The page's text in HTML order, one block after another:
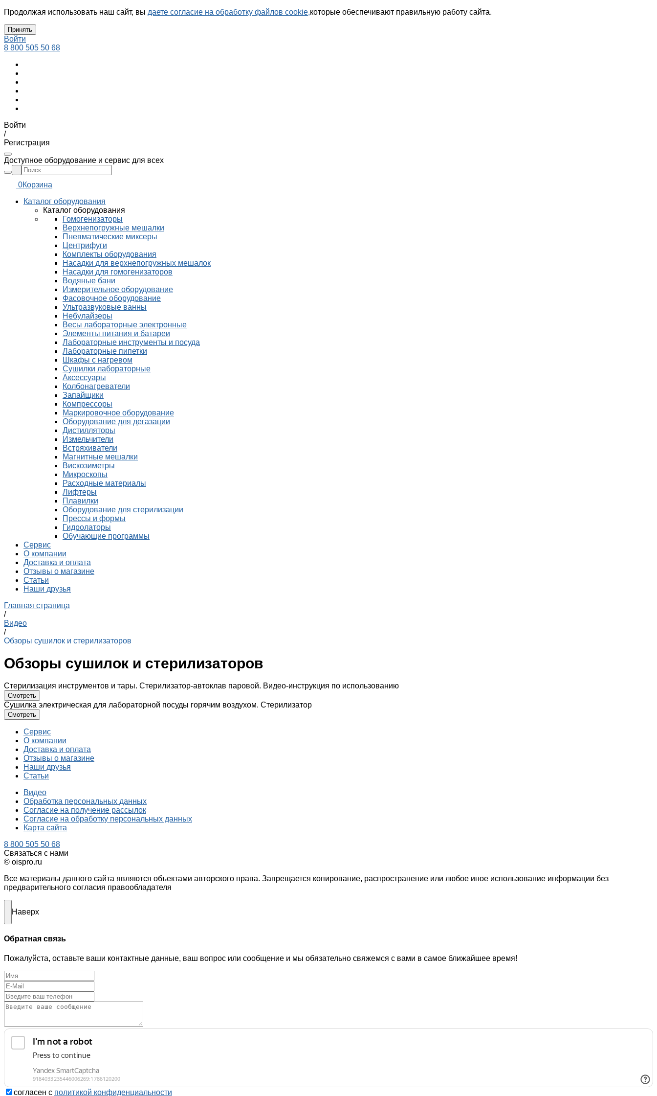
Продолжая использовать наш сайт, вы даете согласие на обработку файлов cookie,которые обеспечивают правильную работу сайта.
Принять
Войти
8 800 505 50 68
Войти
/
Регистрация
Доступное оборудование и сервис для всех
0Корзина
Каталог оборудования
Каталог оборудования
Гомогенизаторы
Верхнепогружные мешалки
Пневматические миксеры
Центрифуги
Комплекты оборудования
Насадки для верхнепогружных мешалок
Насадки для гомогенизаторов
Водяные бани
Измерительное оборудование
Фасовочное оборудование
Ультразвуковые ванны
Небулайзеры
Весы лабораторные электронные
Элементы питания и батареи
Лабораторные инструменты и посуда
Лабораторные пипетки
Шкафы с нагревом
Сушилки лабораторные
Аксессуары
Колбонагреватели
Запайщики
Компрессоры
Маркировочное оборудование
Оборудование для дегазации
Дистилляторы
Измельчители
Встряхиватели
Магнитные мешалки
Вискозиметры
Микроскопы
Расходные материалы
Лифтеры
Плавилки
Оборудование для стерилизации
Прессы и формы
Гидролаторы
Обучающие программы
Сервис
О компании
Доставка и оплата
Отзывы о магазине
Статьи
Наши друзья
Главная страница
/
Видео
/
Обзоры сушилок и стерилизаторов
Обзоры сушилок и стерилизаторов
Стерилизация инструментов и тары. Стерилизатор-автоклав паровой. Видео-инструкция по использованию
Смотреть
Сушилка электрическая для лабораторной посуды горячим воздухом. Стерилизатор
Смотреть
Сервис
О компании
Доставка и оплата
Отзывы о магазине
Наши друзья
Статьи
Видео
Обработка персональных данных
Согласие на получение рассылок
Согласие на обработку персональных данных
Карта сайта
8 800 505 50 68
Связаться с нами
© oispro.ru
Все материалы данного сайта являются объектами авторского права. Запрещается копирование, распространение или любое иное использование информации без
предварительного согласия правообладателя
Наверх
Обратная связь
Пожалуйста, оставьте ваши контактные данные, ваш вопрос или сообщение и мы обязательно свяжемся с вами в самое ближайшее время!
согласен с политикой конфиденциальности